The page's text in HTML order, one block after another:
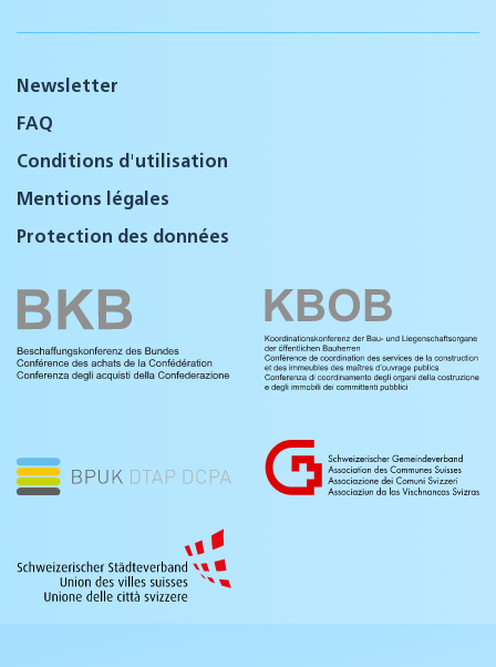
Newsletter
FAQ
Conditions d'utilisation
Mentions légales
Protection des données